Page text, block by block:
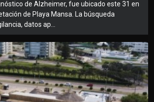
de Alzheimer, fue ubicado este 31 en
de Playa Mansa. La búsqueda
datos ap...